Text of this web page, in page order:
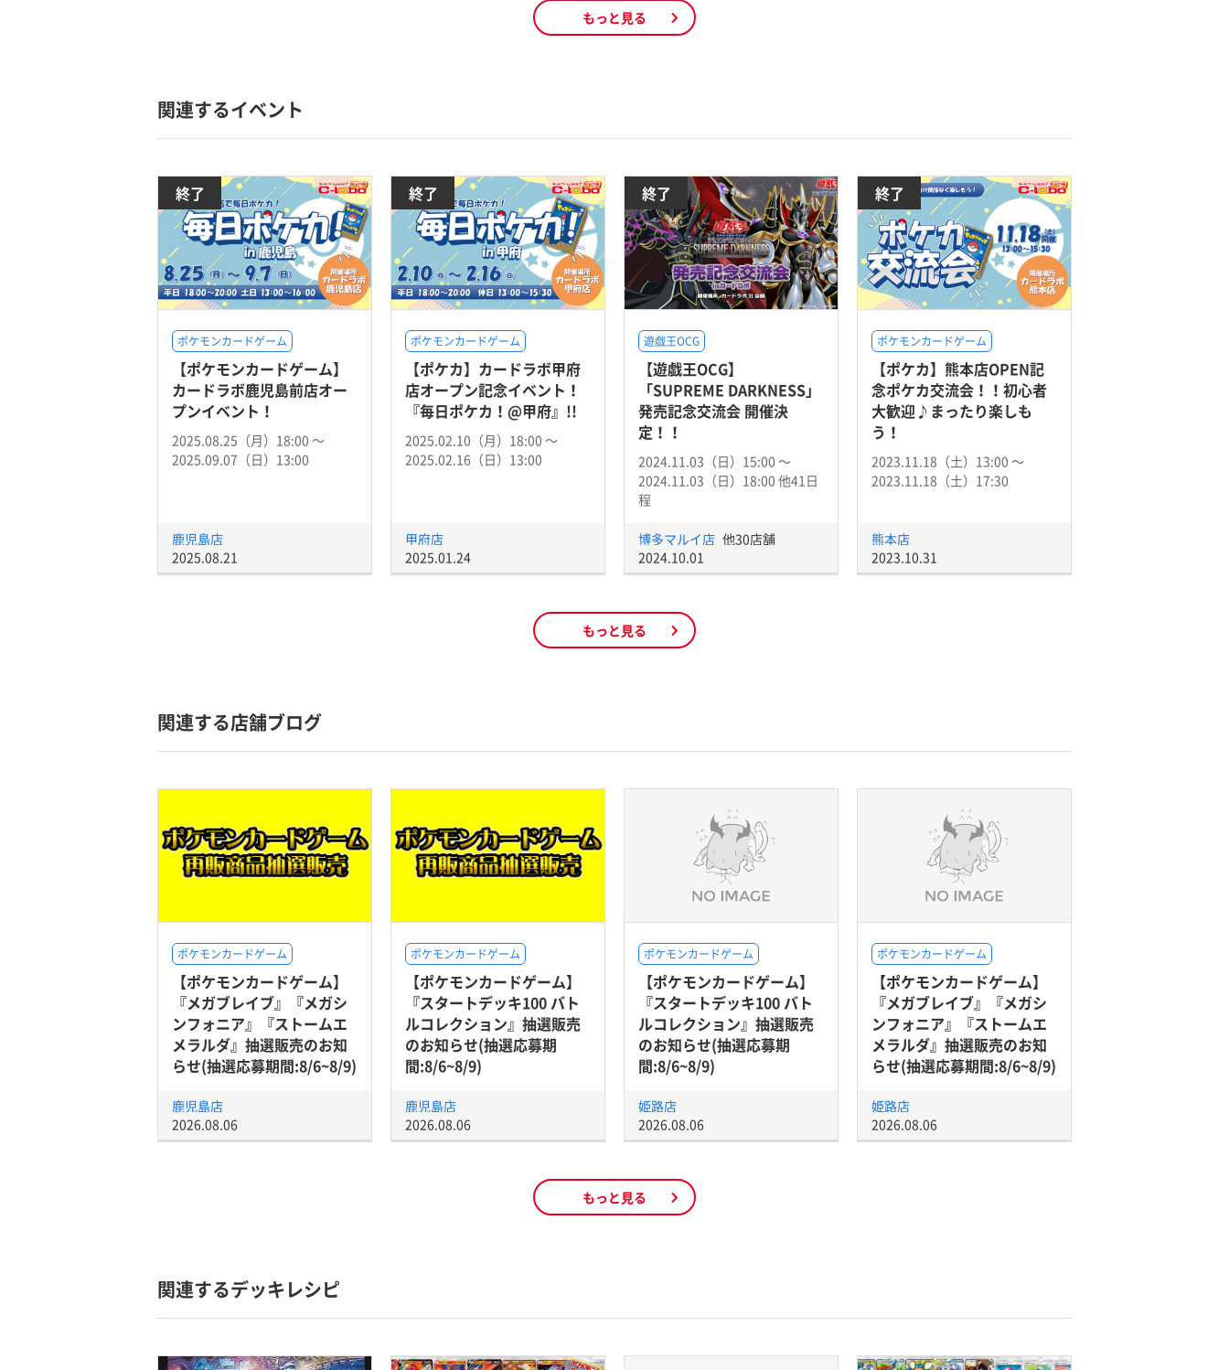
もっと見る
関連するイベント
終了
ポケモンカードゲーム
【ポケモンカードゲーム】
カードラボ鹿児島前店オー
プンイベント！
2025.08.25（月）18:00 〜
2025.09.07（日）13:00
鹿児島店
2025.08.21
終了
ポケモンカードゲーム
【ポケカ】カードラボ甲府
店オープン記念イベント！
『毎日ポケカ！@甲府』!!
2025.02.10（月）18:00 〜
2025.02.16（日）13:00
甲府店
2025.01.24
終了
遊戯王OCG
【遊戯王OCG】
「SUPREME DARKNESS」
発売記念交流会 開催決
定！！
2024.11.03（日）15:00 〜
2024.11.03（日）18:00 他41日
程
博多マルイ店 他30店舗
2024.10.01
終了
ポケモンカードゲーム
【ポケカ】熊本店OPEN記
念ポケカ交流会！！初心者
大歓迎♪まったり楽しも
う！
2023.11.18（土）13:00 〜
2023.11.18（土）17:30
熊本店
2023.10.31
もっと見る
関連する店舗ブログ
ポケモンカードゲーム
【ポケモンカードゲーム】
『メガブレイブ』『メガシ
ンフォニア』『ストームエ
メラルダ』抽選販売のお知
らせ(抽選応募期間:8/6~8/9)
鹿児島店
2026.08.06
ポケモンカードゲーム
【ポケモンカードゲーム】
『スタートデッキ100 バト
ルコレクション』抽選販売
のお知らせ(抽選応募期
間:8/6~8/9)
鹿児島店
2026.08.06
ポケモンカードゲーム
【ポケモンカードゲーム】
『スタートデッキ100 バト
ルコレクション』抽選販売
のお知らせ(抽選応募期
間:8/6~8/9)
姫路店
2026.08.06
ポケモンカードゲーム
【ポケモンカードゲーム】
『メガブレイブ』『メガシ
ンフォニア』『ストームエ
メラルダ』抽選販売のお知
らせ(抽選応募期間:8/6~8/9)
姫路店
2026.08.06
もっと見る
関連するデッキレシピ